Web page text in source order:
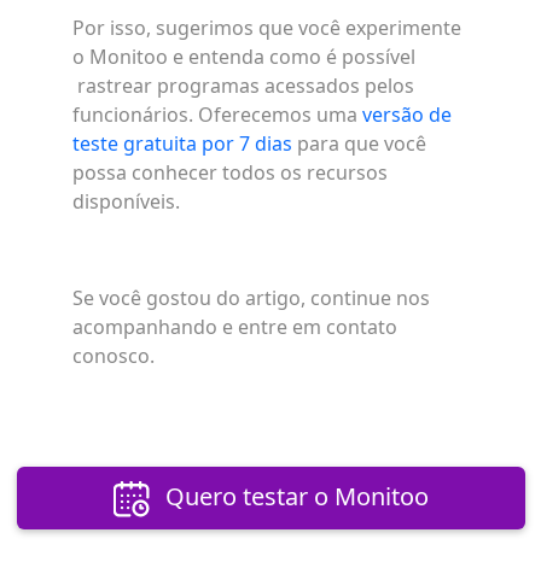
Por isso, sugerimos que você experimente
o Monitoo e entenda como é possível
rastrear programas acessados pelos
funcionários. Oferecemos uma versão de
teste gratuita por 7 dias para que você
possa conhecer todos os recursos
disponíveis.
Se você gostou do artigo, continue nos
acompanhando e entre em contato
conosco.
Quero testar o Monitoo